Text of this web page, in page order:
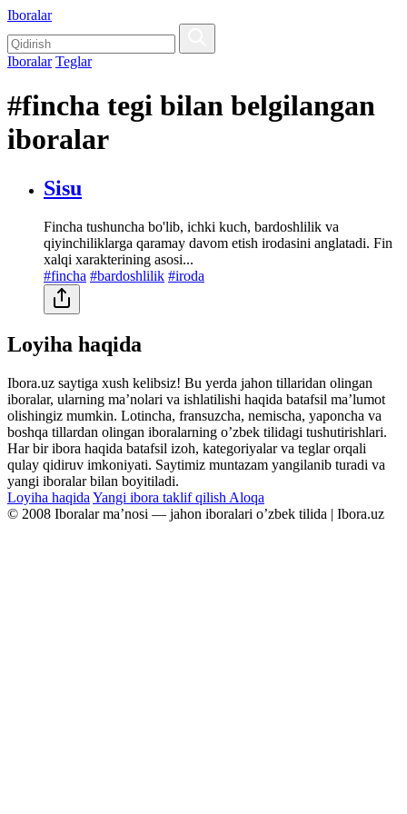
Iboralar
Iboralar Teglar
#fincha tegi bilan belgilangan
iboralar
Sisu
Fincha tushuncha bo'lib, ichki kuch, bardoshlilik va
qiyinchiliklarga qaramay davom etish irodasini anglatadi. Fin
xalqi xarakterining asosi...
#fincha #bardoshlilik #iroda
Loyiha haqida
Ibora.uz saytiga xush kelibsiz! Bu yerda jahon tillaridan olingan
iboralar, ularning maʼnolari va ishlatilishi haqida batafsil maʼlumot
olishingiz mumkin. Lotincha, fransuzcha, nemischa, yaponcha va
boshqa tillardan olingan iboralarning oʼzbek tilidagi tushutirishlari.
Har bir ibora haqida batafsil izoh, kategoriyalar va teglar orqali
qulay qidiruv imkoniyati. Saytimiz muntazam yangilanib turadi va
yangi iboralar bilan boyitiladi.
Loyiha haqida Yangi ibora taklif qilish Aloqa
© 2008 Iboralar maʼnosi — jahon iboralari oʼzbek tilida | Ibora.uz